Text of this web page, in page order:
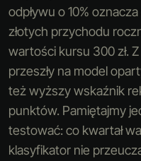
odpływu o 10%
złotych przychodu
wartości kursu 300 zł.
przeszły na model
też wyższy wskaźnik
punktów. Pamiętajmy
testować: co kwartał
klasyfikator nie